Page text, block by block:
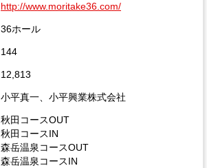
http://www.moritake36.com/
36ホール
144
12,813
小平真一、小平興業株式会社
秋田コースOUT
秋田コースIN
森岳温泉コースOUT
森岳温泉コースIN